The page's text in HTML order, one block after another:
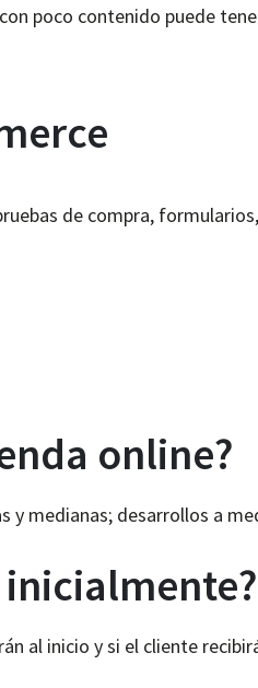
poco contenido puede
de compra,
online?
medianas; desarrollos a
al inicio y si el cliente